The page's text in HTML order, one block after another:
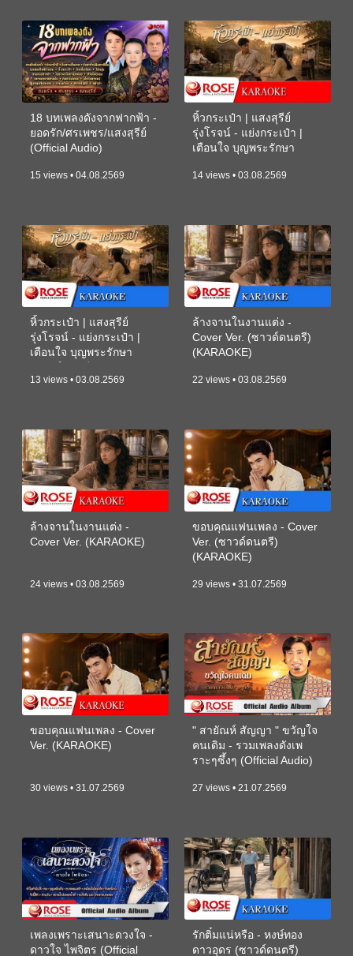
18 บทเพลงดังจากฟากฟ้า -
ยอดรัก/ศรเพชร/แสงสุรีย์
(Official Audio)
15 views • 04.08.2569
หิ้วกระเป๋า | แสงสุรีย์
รุ่งโรจน์ - แย่งกระเป๋า |
เตือนใจ บุญพระรักษา
14 views • 03.08.2569
หิ้วกระเป๋า | แสงสุรีย์
รุ่งโรจน์ - แย่งกระเป๋า |
เตือนใจ บุญพระรักษา
13 views • 03.08.2569
ล้างจานในงานแต่ง -
Cover Ver. (ซาวด์ดนตรี)
(KARAOKE)
22 views • 03.08.2569
ล้างจานในงานแต่ง -
Cover Ver. (KARAOKE)
24 views • 03.08.2569
ขอบคุณแฟนเพลง - Cover
Ver. (ซาวด์ดนตรี)
(KARAOKE)
29 views • 31.07.2569
ขอบคุณแฟนเพลง - Cover
Ver. (KARAOKE)
30 views • 31.07.2569
" สายัณห์ สัญญา " ขวัญใจ
คนเดิม - รวมเพลงดังเพ
ราะๆซึ้งๆ (Official Audio)
27 views • 21.07.2569
เพลงเพราะเสนาะดวงใจ -
ดาวใจ ไพจิตร (Official
รักติ๋มแน่หรือ - หงษ์ทอง
ดาวอุดร (ซาวด์ดนตรี)